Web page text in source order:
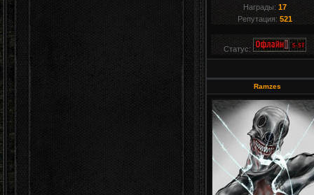
Награды: 17
Репутация: 521
Статус:
Ramzes